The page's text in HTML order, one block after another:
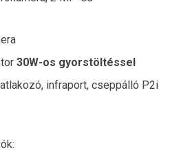
30W-os gyorstöltéssel
infraport, cseppálló P2i